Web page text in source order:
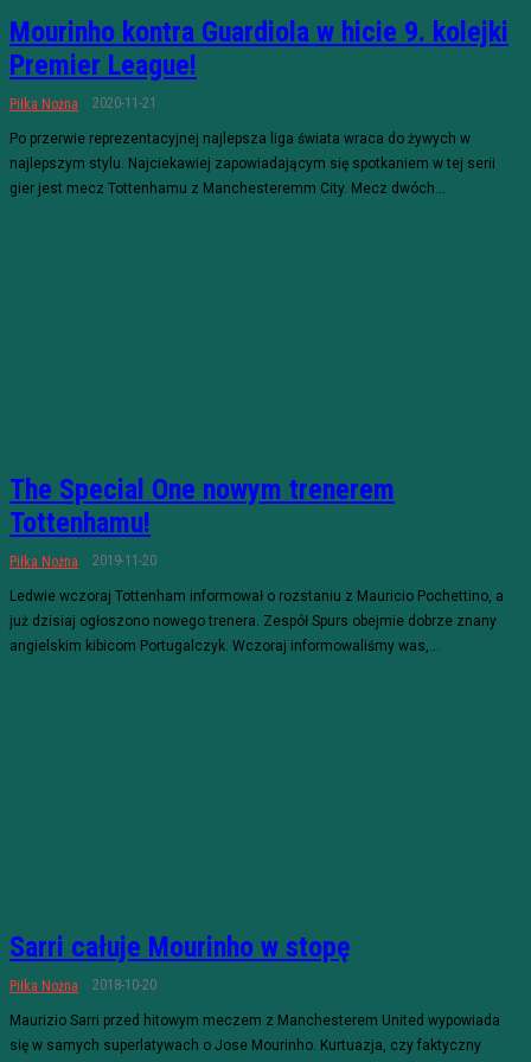
Mourinho kontra Guardiola w hicie 9. kolejki
Premier League!
Piłka Nożna 2020-11-21
Po przerwie reprezentacyjnej najlepsza liga świata wraca do żywych w
najlepszym stylu. Najciekawiej zapowiadającym się spotkaniem w tej serii
gier jest mecz Tottenhamu z Manchesteremm City. Mecz dwóch...
The Special One nowym trenerem
Tottenhamu!
Piłka Nożna 2019-11-20
Ledwie wczoraj Tottenham informował o rozstaniu z Mauricio Pochettino, a
już dzisiaj ogłoszono nowego trenera. Zespół Spurs obejmie dobrze znany
angielskim kibicom Portugalczyk. Wczoraj informowaliśmy was,...
Sarri całuje Mourinho w stopę
Piłka Nożna 2018-10-20
Maurizio Sarri przed hitowym meczem z Manchesterem United wypowiada
się w samych superlatywach o Jose Mourinho. Kurtuazja, czy faktyczny